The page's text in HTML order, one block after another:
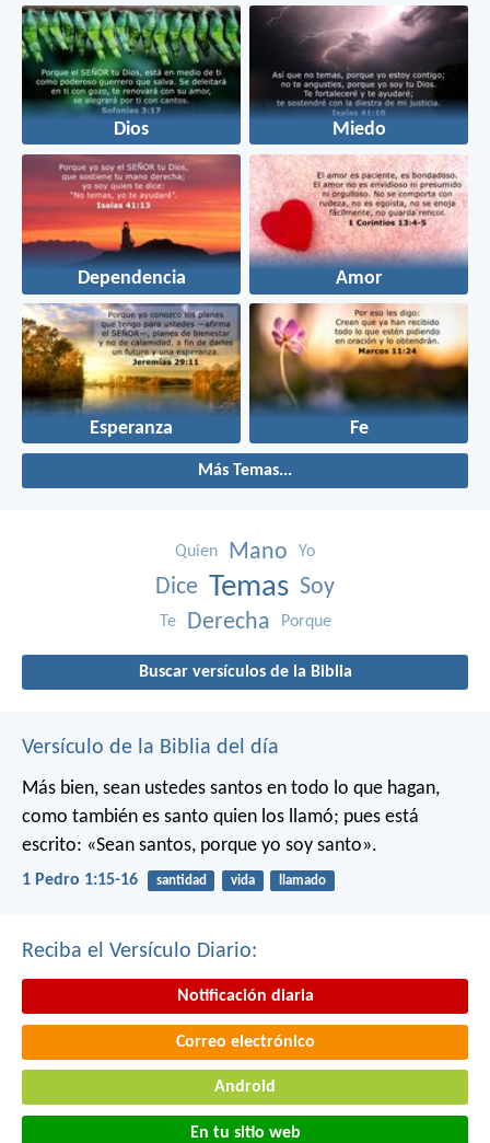
Dios Miedo
Dependencia Amor
Esperanza Fe
Más Temas...
Quien Mano Yo
Dice Temas Soy
Te Derecha Porque
Buscar versículos de la Biblia
Versículo de la Biblia del día
Más bien, sean ustedes santos en todo lo que hagan,
como también es santo quien los llamó; pues está
escrito: «Sean santos, porque yo soy santo».
1 Pedro 1:15-16 santidad vida llamado
Reciba el Versículo Diario:
Notificación diaria
Correo electrónico
Android
En tu sitio web